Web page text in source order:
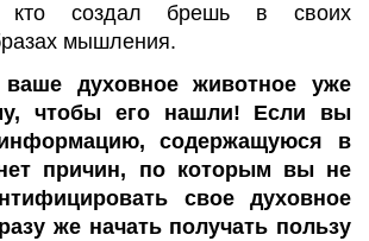
кто создал брешь в своих
мышления.
духовное животное уже
чтобы его нашли! Если вы
содержащуюся в
причин, по которым вы не
свое духовное
же начать получать пользу